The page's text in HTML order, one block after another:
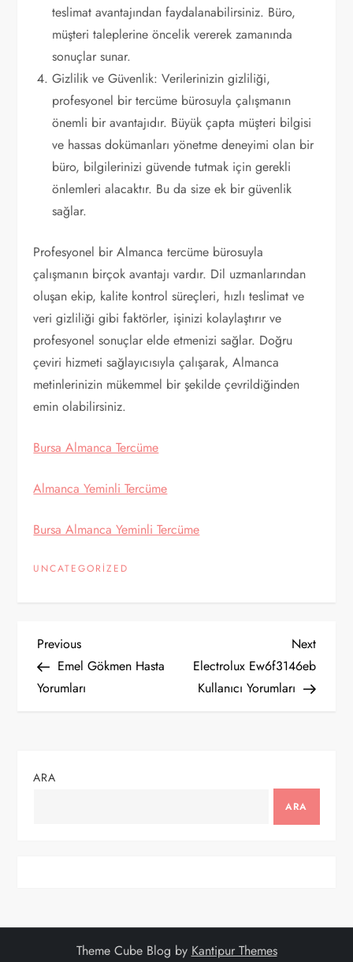
teslimat avantajından faydalanabilirsiniz. Büro,
müşteri taleplerine öncelik vererek zamanında
sonuçlar sunar.
Gizlilik ve Güvenlik: Verilerinizin gizliliği,
profesyonel bir tercüme bürosuyla çalışmanın
önemli bir avantajıdır. Büyük çapta müşteri bilgisi
ve hassas dokümanları yönetme deneyimi olan bir
büro, bilgilerinizi güvende tutmak için gerekli
önlemleri alacaktır. Bu da size ek bir güvenlik
sağlar.
Profesyonel bir Almanca tercüme bürosuyla
çalışmanın birçok avantajı vardır. Dil uzmanlarından
oluşan ekip, kalite kontrol süreçleri, hızlı teslimat ve
veri gizliliği gibi faktörler, işinizi kolaylaştırır ve
profesyonel sonuçlar elde etmenizi sağlar. Doğru
çeviri hizmeti sağlayıcısıyla çalışarak, Almanca
metinlerinizin mükemmel bir şekilde çevrildiğinden
emin olabilirsiniz.
Bursa Almanca Tercüme
Almanca Yeminli Tercüme
Bursa Almanca Yeminli Tercüme
UNCATEGORIZED
Y
a
Previous
Post
Previous
Emel Gökmen Hasta
Yorumları
Next
Post
Next
Electrolux Ew6f3146eb
Kullanıcı Yorumları
ARA
ARA
Theme Cube Blog by Kantipur Themes